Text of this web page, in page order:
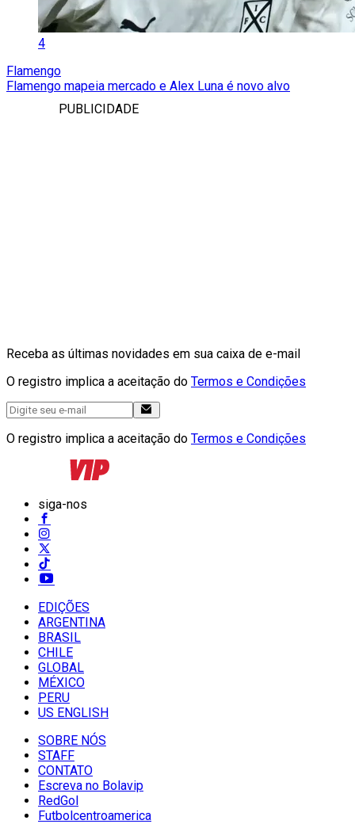
4
Flamengo
Flamengo mapeia mercado e Alex Luna é novo alvo
PUBLICIDADE
Receba as últimas novidades em sua caixa de e-mail
O registro implica a aceitação do Termos e Condições
O registro implica a aceitação do Termos e Condições
siga-nos
EDIÇÕES
ARGENTINA
BRASIL
CHILE
GLOBAL
MÉXICO
PERU
US ENGLISH
SOBRE NÓS
STAFF
CONTATO
Escreva no Bolavip
RedGol
Futbolcentroamerica